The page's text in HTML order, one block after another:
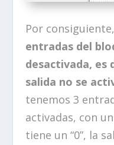
Por consiguiente,
entradas del
desactivada, es
salida no se
tenemos 3
activadas, con
tiene un “0”, la